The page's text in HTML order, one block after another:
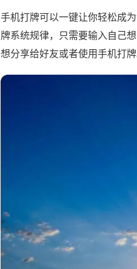
手机打牌可以一键让你轻松成
牌系统规律，只需要输入自己
想分享给好友或者使用手机打